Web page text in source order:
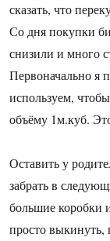
сказать, что
Со дня покупки
снизили и много
Первоначально я
используем,
объёму 1м.куб.
Оставить у
забрать в
большие коробки
просто выкинуть,